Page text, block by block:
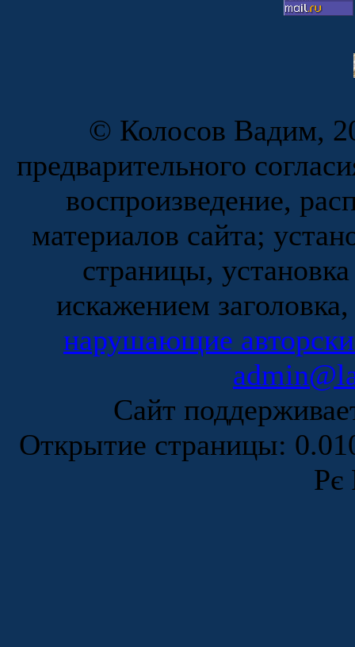
© Колосов Вадим,
предварительного
воспроизведение,
материалов сайта;
страницы,
искажением
нарушающие
Сайт
Открытие страницы:
Рє